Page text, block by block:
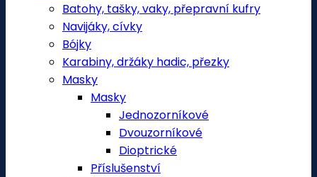
Batohy, tašky, vaky, přepravní kufry
Navijáky, cívky
Bójky
Karabiny, držáky hadic, přezky
Masky
Masky
Jednozorníkové
Dvouzorníkové
Dioptrické
Příslušenství